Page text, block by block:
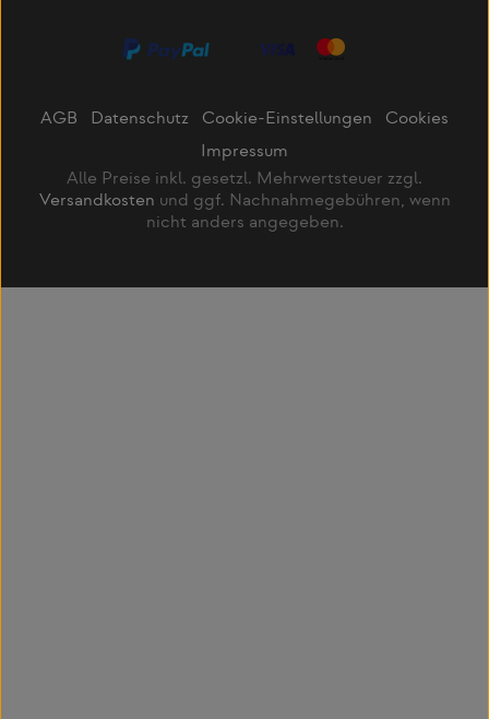
AGB Datenschutz Cookie-Einstellungen
Cookies
Impressum
Alle Preise inkl. gesetzl. Mehrwertsteuer zzgl.
Versandkosten und ggf. Nachnahmegebühren, wenn
nicht anders angegeben.